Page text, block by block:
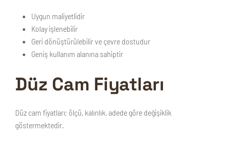
Uygun maliyetlidir
Kolay işlenebilir
Geri dönüştürülebilir ve çevre dostudur
Geniş kullanım alanına sahiptir
Düz Cam Fiyatları
Düz cam fiyatları; ölçü, kalınlık, adede göre değişiklik
göstermektedir.